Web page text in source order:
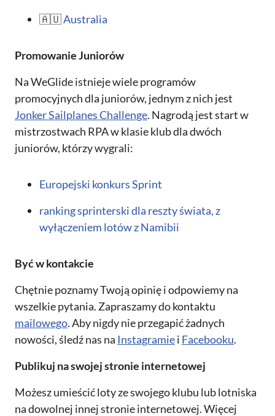
🇦🇺Australia
Promowanie Juniorów
Na WeGlide istnieje wiele programów
promocyjnych dla juniorów, jednym z nich jest
Jonker Sailplanes Challenge. Nagrodą jest start w
mistrzostwach RPA w klasie klub dla dwóch
juniorów, którzy wygrali:
Europejski konkurs Sprint
ranking sprinterski dla reszty świata, z
wyłączeniem lotów z Namibii
Być w kontakcie
Chętnie poznamy Twoją opinię i odpowiemy na
wszelkie pytania. Zapraszamy do kontaktu
mailowego. Aby nigdy nie przegapić żadnych
nowości, śledź nas na Instagramiei Facebooku.
Publikuj na swojej stronie internetowej
Możesz umieścić loty ze swojego klubu lub lotniska
na dowolnej innej stronie internetowej. Więcej